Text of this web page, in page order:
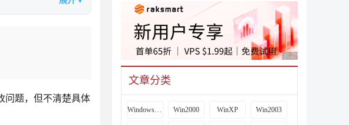
问题，但不清楚具体
广告 商业广告，理性
文章分类
Windows 9x Win2000 WinXP Win2003